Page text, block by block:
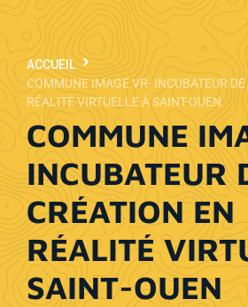
COMMUNE
INCUBATEUR
CRÉATION EN
RÉALITÉ
SAINT-OUEN
ACCUEIL
COMMUNE IMAGE VR- INCUBATEUR DE
RÉALITÉ VIRTUELLE À SAINT-OUEN